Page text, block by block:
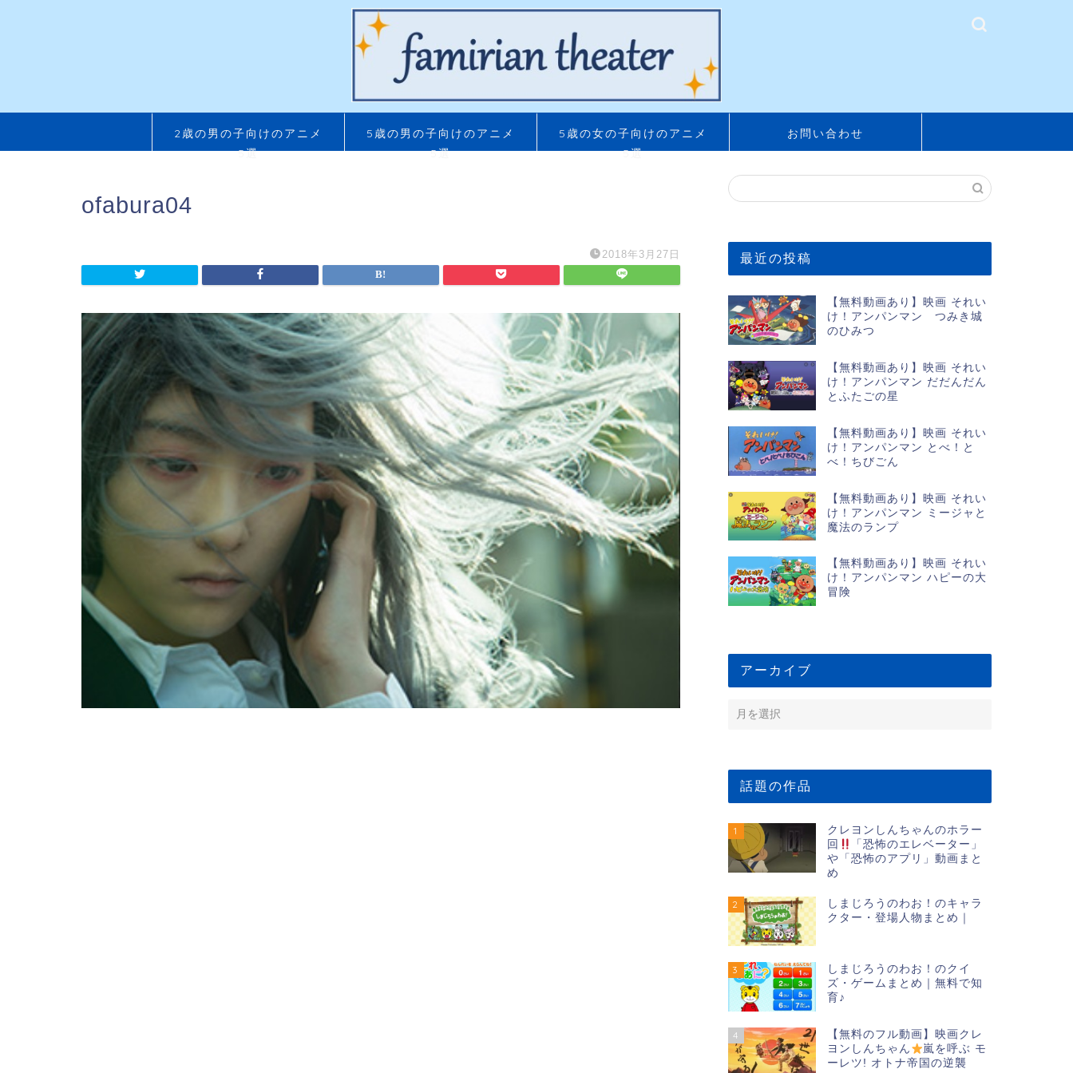
2歳の男の子向けのアニメ
5選
5歳の男の子向けのアニメ
5選
5歳の女の子向けのアニメ
5選
お問い合わせ
ofabura04
2018年3月27日 最近の投稿
【無料動画あり】映画 それい
け！アンパンマン つみき城
のひみつ
【無料動画あり】映画 それい
け！アンパンマン だだんだん
とふたごの星
【無料動画あり】映画 それい
け！アンパンマン とべ！と
べ！ちびごん
【無料動画あり】映画 それい
け！アンパンマン ミージャと
魔法のランプ
【無料動画あり】映画 それい
け！アンパンマン ハピーの大
冒険
アーカイブ
話題の作品
1
クレヨンしんちゃんのホラー
回
「恐怖のエレベーター」
や「恐怖のアプリ」動画まと
め
2
しまじろうのわお！のキャラ
クター・登場人物まとめ｜
3
しまじろうのわお！のクイ
ズ・ゲームまとめ｜無料で知
育♪
4
【無料のフル動画】映画クレ
ヨンしんちゃん
嵐を呼ぶ モ
ーレツ! オトナ帝国の逆襲